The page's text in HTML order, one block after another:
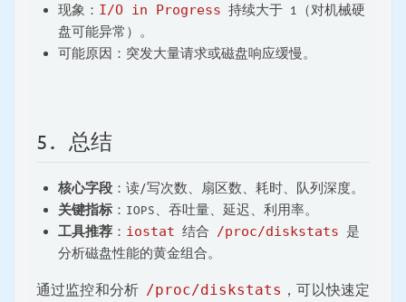
现象： I/O in Progress 持续大于 1（对机械硬
盘可能异常）。
可能原因：突发大量请求或磁盘响应缓慢。
5. 总结
核心字段 ：读/写次数、扇区数、耗时、队列深度。
关键指标 ：IOPS、吞吐量、延迟、利用率。
工具推荐 ： iostat 结合 /proc/diskstats 是
分析磁盘性能的黄金组合。
通过监控和分析 /proc/diskstats ，可以快速定